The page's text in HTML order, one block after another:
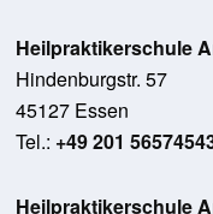
Heilpraktikerschule
Hindenburgstr. 57
45127 Essen
Tel.: +49 201
Heilpraktikerschule